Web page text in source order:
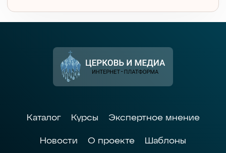
Каталог Курсы Экспертное мнение
Новости О проекте Шаблоны